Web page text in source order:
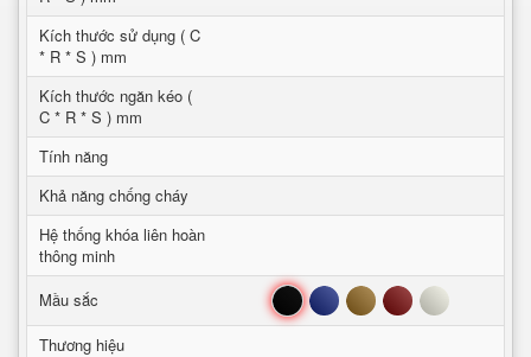
Kích thước sử dụng ( C
* R * S ) mm
Kích thước ngăn kéo (
C * R * S ) mm
Tính năng
Khả năng chống cháy
Hệ thống khóa liên hoàn
thông minh
Mầu sắc
Đen Xanh Nâu Đỏ Trắng
Thương hiệu